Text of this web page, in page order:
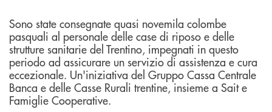
Sono state consegnate quasi novemila colombe
pasquali al personale delle case di riposo e delle
strutture sanitarie del Trentino, impegnati in questo
periodo ad assicurare un servizio di assistenza e cura
eccezionale. Un'iniziativa del Gruppo Cassa Centrale
Banca e delle Casse Rurali trentine, insieme a Sait e
Famiglie Cooperative.